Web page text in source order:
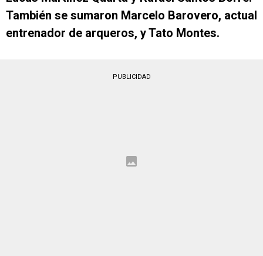
También se sumaron Marcelo Barovero, actual
entrenador de arqueros, y Tato Montes.
PUBLICIDAD